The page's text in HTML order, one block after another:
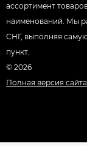
ассортимент
наименований. Мы
СНГ, выполняя
пункт.
© 2026
Полная версия сайта